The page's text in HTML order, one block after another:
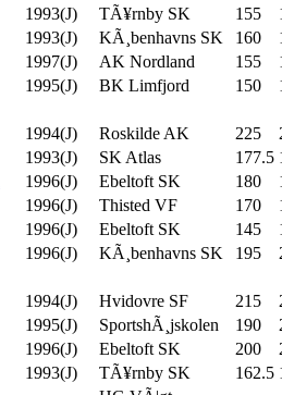
1993(J) TÃ¥rnby SK 155
1993(J) KÃ¸benhavns SK 160
1997(J) AK Nordland 155
1995(J) BK Limfjord 150
1994(J) Roskilde AK 225
1993(J) SK Atlas 177.5
1996(J) Ebeltoft SK 180
1996(J) Thisted VF 170
1996(J) Ebeltoft SK 145
1996(J) KÃ¸benhavns SK 195
1994(J) Hvidovre SF 215
1995(J) SportshÃ¸jskolen 190
1996(J) Ebeltoft SK 200
1993(J) TÃ¥rnby SK 162.5